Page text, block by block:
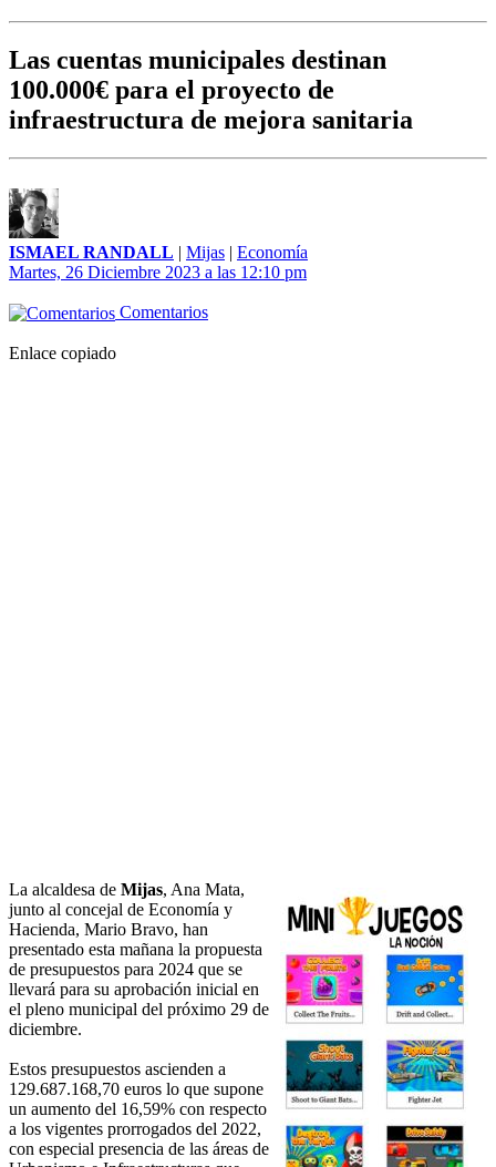
Las cuentas municipales destinan
100.000€ para el proyecto de
infraestructura de mejora sanitaria
ISMAEL RANDALL | Mijas | Economía
Martes, 26 Diciembre 2023 a las 12:10 pm
Comentarios
Enlace copiado
La alcaldesa de Mijas, Ana Mata,
junto al concejal de Economía y
Hacienda, Mario Bravo, han
presentado esta mañana la propuesta
de presupuestos para 2024 que se
llevará para su aprobación inicial en
el pleno municipal del próximo 29 de
diciembre.
Estos presupuestos ascienden a
129.687.168,70 euros lo que supone
un aumento del 16,59% con respecto
a los vigentes prorrogados del 2022,
con especial presencia de las áreas de